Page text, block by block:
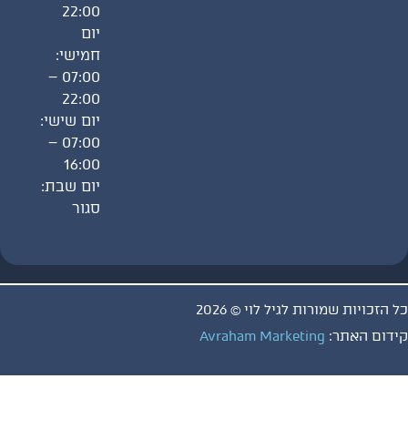
22:00
חמישי:
07:00 –
22:00
יום שישי:
07:00 –
16:00
יום שבת:
שמורות לגיל לוי © 2026
האתר:Avraham Marketing